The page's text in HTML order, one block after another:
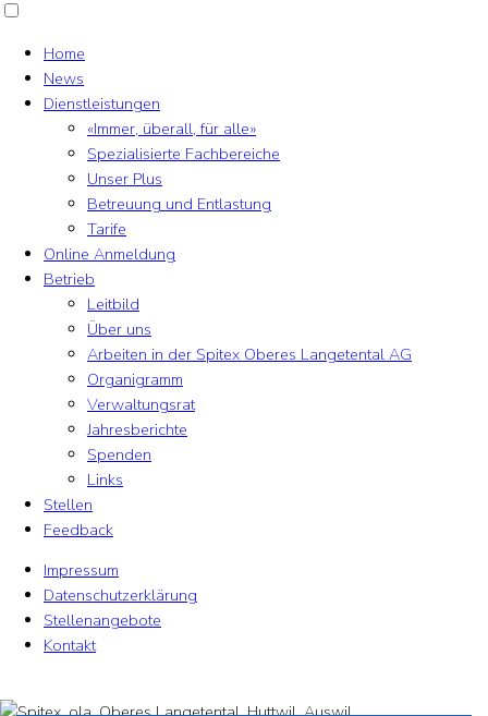
Home
News
Dienstleistungen
«Immer, überall, für alle»
Spezialisierte Fachbereiche
Unser Plus
Betreuung und Entlastung
Tarife
Online Anmeldung
Betrieb
Leitbild
Über uns
Arbeiten in der Spitex Oberes Langetental AG
Organigramm
Verwaltungsrat
Jahresberichte
Spenden
Links
Stellen
Feedback
Impressum
Datenschutzerklärung
Stellenangebote
Kontakt